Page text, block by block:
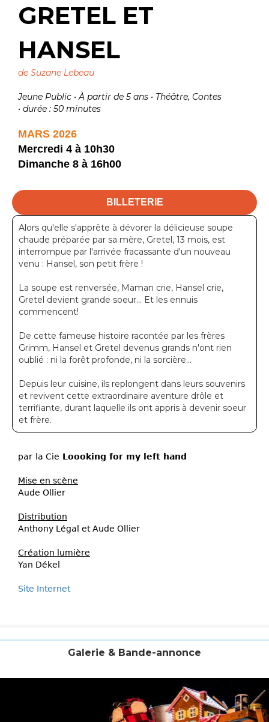
GRETEL ET
HANSEL
de Suzane Lebeau
Jeune Public • À partir de 5 ans • Théâtre, Contes
• durée : 50 minutes
MARS 2026
Mercredi 4 à 10h30
Dimanche 8 à 16h00
BILLETERIE
Alors qu'elle s'apprête à dévorer la délicieuse soupe
chaude préparée par sa mère, Gretel, 13 mois, est
interrompue par l'arrivée fracassante d'un nouveau
venu : Hansel, son petit frère !
La soupe est renversée, Maman crie, Hansel crie,
Gretel devient grande soeur... Et les ennuis
commencent!
De cette fameuse histoire racontée par les frères
Grimm, Hansel et Gretel devenus grands n'ont rien
oublié : ni la forêt profonde, ni la sorcière...
Depuis leur cuisine, ils replongent dans leurs souvenirs
et revivent cette extraordinaire aventure drôle et
terrifiante, durant laquelle ils ont appris à devenir soeur
et frère.
par la Cie Loooking for my left hand
Mise en scène
Aude Ollier
Distribution
Anthony Légal et Aude Ollier
Création lumière
Yan Dékel
Site Internet
Galerie & Bande-annonce